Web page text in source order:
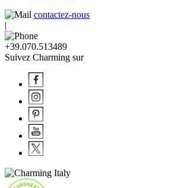
contactez-nous
|
+39.070.513489
Suivez Charming sur